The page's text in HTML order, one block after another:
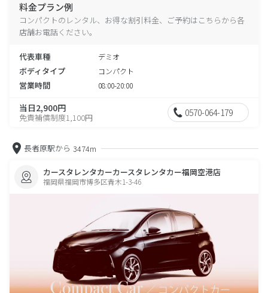
料金プラン例
コンパクトのレンタル、お得な割引料金、ご予約はこちらから各
店舗お電話ください。
代表車種 デミオ
ボディタイプ コンパクト
営業時間 08:00-20:00
当日2,900円
免責補償制度1,100円 0570-064-179
長者原駅から 3474m
カースタレンタカーカースタレンタカー福岡空港店
福岡県福岡市博多区青木1-3-46